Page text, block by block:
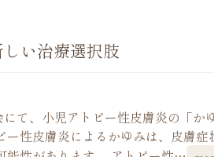
い治療選択肢
て、小児アトピー性皮膚炎の「か
性皮膚炎によるかゆみは、皮膚症